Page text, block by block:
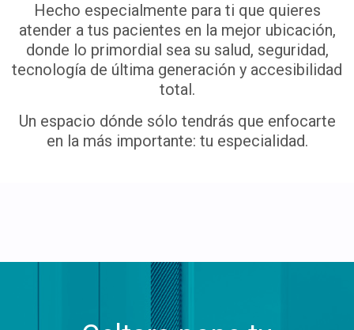
Hecho especialmente para ti que quieres
atender a tus pacientes en la mejor ubicación,
donde lo primordial sea su salud, seguridad,
tecnología de última generación y accesibilidad
total.
Un espacio dónde sólo tendrás que enfocarte
en la más importante: tu especialidad.